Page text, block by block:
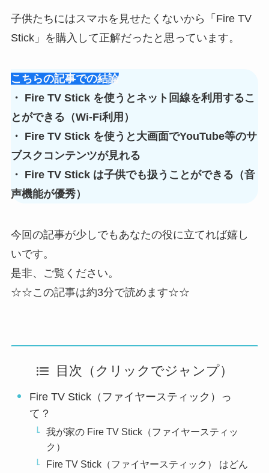
子供たちにはスマホを見せたくないから
「Fire TV
Stick」を購入して正解だったと思っています。
こちらの記事での結論
・ Fire TV Stick を使うとネット回線を利用するこ
とができる（Wi-Fi利用）
・ Fire TV Stick を使うと大画面でYouTube等のサ
ブスクコンテンツが見れる
・ Fire TV Stick は子供でも扱うことができる（音
声機能が優秀）
今回の記事が少しでもあなたの役に立てれば嬉し
いです。
是非、ご覧ください。
☆☆この記事は約3分で読めます☆☆
目次（クリックでジャンプ）
Fire TV Stick（ファイヤースティック）っ
て？
我が家の Fire TV Stick（ファイヤースティッ
ク）
Fire TV Stick（ファイヤースティック） はどん